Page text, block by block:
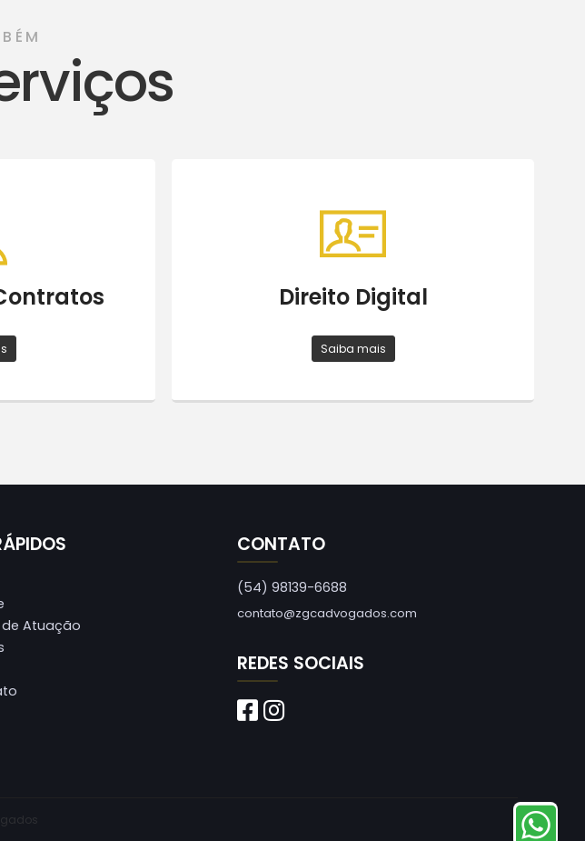
Direito Digital
Saiba mais
de Atuação
CONTATO
(54) 98139-6688
contato@zgcadvogados.com
REDES SOCIAIS